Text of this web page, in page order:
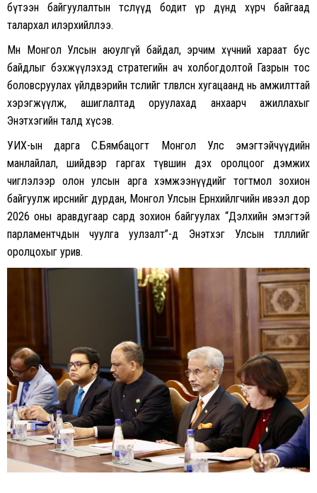
бүтээн байгуулалтын төслүүд бодит үр дүнд хүрч байгаад
талархал илэрхийллээ.
Мөн Монгол Улсын аюулгүй байдал, эрчим хүчний хараат бус
байдлыг бэхжүүлэхэд стратегийн ач холбогдолтой Газрын тос
боловсруулах үйлдвэрийн төслийг төлөвлөсөн хугацаанд нь амжилттай
хэрэгжүүлж, ашиглалтад оруулахад анхаарч ажиллахыг
Энэтхэгийн талд хүсэв.
УИХ-ын дарга С.Бямбацогт Монгол Улс эмэгтэйчүүдийн
манлайлал, шийдвэр гаргах түвшин дэх оролцоог дэмжих
чиглэлээр олон улсын арга хэмжээнүүдийг тогтмол зохион
байгуулж ирснийг дурдан, Монгол Улсын Ерөнхийлөгчийн ивээл дор
2026 оны аравдугаар сард зохион байгуулах “Дэлхийн эмэгтэй
парламентчдын чуулга уулзалт”-д Энэтхэг Улсын төлөөллийг
оролцохыг урив.